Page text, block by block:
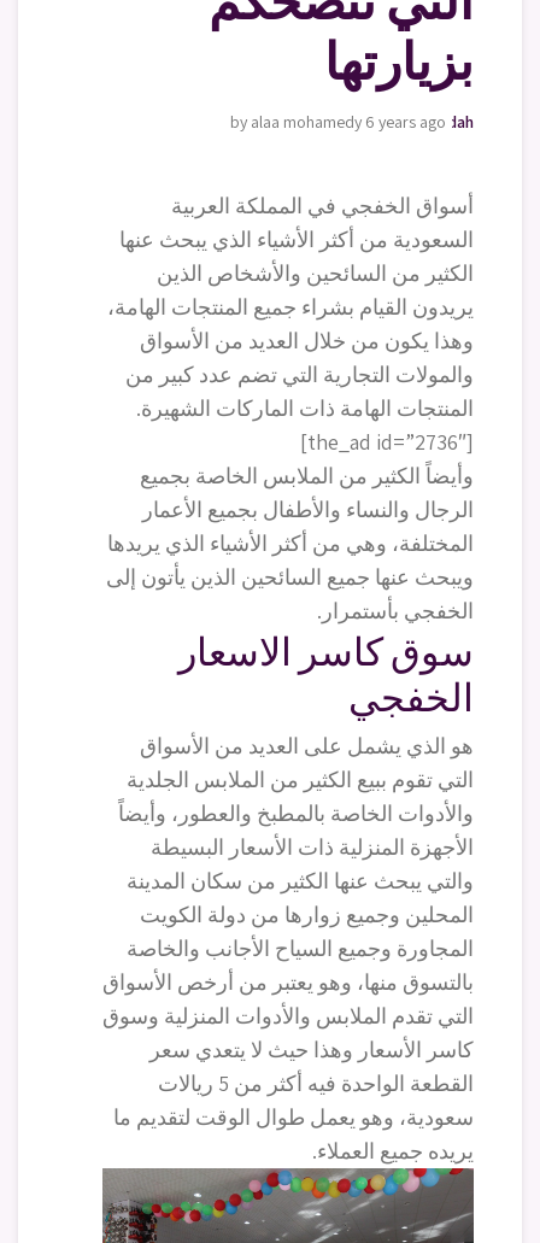
بزيارتها
moving-furniture-jeddah
by alaa mohamedy 6 years ago
أسواق الخفجي في المملكة العربية
السعودية من أكثر الأشياء الذي يبحث عنها
الكثير من السائحين والأشخاص الذين
يريدون القيام بشراء جميع المنتجات الهامة،
وهذا يكون من خلال العديد من الأسواق
والمولات التجارية التي تضم عدد كبير من
المنتجات الهامة ذات الماركات الشهيرة.
[the_ad id=”2736″]
وأيضاً الكثير من الملابس الخاصة بجميع
الرجال والنساء والأطفال بجميع الأعمار
المختلفة، وهي من أكثر الأشياء الذي يريدها
ويبحث عنها جميع السائحين الذين يأتون إلى
الخفجي بأستمرار.
سوق كاسر الاسعار
الخفجي
هو الذي يشمل على العديد من الأسواق
التي تقوم ببيع الكثير من الملابس الجلدية
والأدوات الخاصة بالمطبخ والعطور، وأيضاً
الأجهزة المنزلية ذات الأسعار البسيطة
والتي يبحث عنها الكثير من سكان المدينة
المحلين وجميع زوارها من دولة الكويت
المجاورة وجميع السياح الأجانب والخاصة
بالتسوق منها، وهو يعتبر من أرخص الأسواق
التي تقدم الملابس والأدوات المنزلية وسوق
كاسر الأسعار وهذا حيث لا يتعدي سعر
القطعة الواحدة فيه أكثر من 5 ريالات
سعودية، وهو يعمل طوال الوقت لتقديم ما
يريده جميع العملاء.